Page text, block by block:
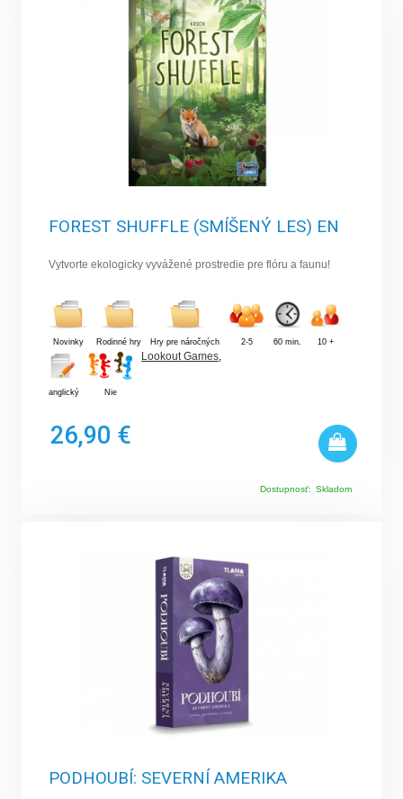
FOREST SHUFFLE (SMÍŠENÝ LES) EN
Vytvorte ekologicky vyvážené prostredie pre flóru a faunu!
Novinky Rodinné hry Hry pre náročných 2-5 60 min. 10 +
anglický Nie
Lookout Games,
26,90 €
Dostupnosť: Skladom
PODHOUBÍ: SEVERNÍ AMERIKA